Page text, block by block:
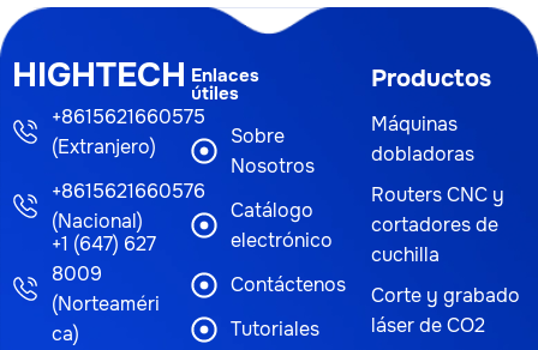
HIGHTECH
+8615621660575
(Extranjero)
+8615621660576
(Nacional)
+1 (647) 627
8009
(Norteaméri
ca)
Enlaces
útiles
Sobre
Nosotros
Catálogo
electrónico
Contáctenos
Tutoriales
Productos
Máquinas
dobladoras
Routers CNC y
cortadores de
cuchilla
Corte y grabado
láser de CO2